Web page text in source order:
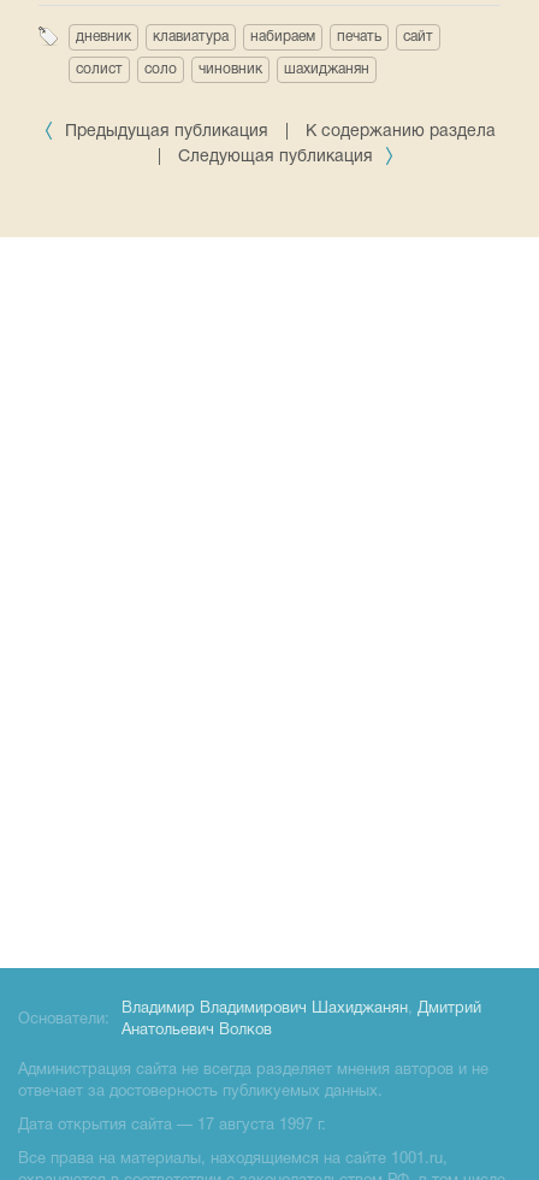
дневник клавиатура набираем печать сайт
солист соло чиновник шахиджанян
Предыдущая публикация
К содержанию раздела
Следующая публикация
Основатели:
Владимир Владимирович Шахиджанян, Дмитрий
Анатольевич Волков
Администрация сайта не всегда разделяет мнения авторов и не
отвечает за достоверность публикуемых данных.
Дата открытия сайта — 17 августа 1997 г.
Все права на материалы, находящиемся на сайте 1001.ru,